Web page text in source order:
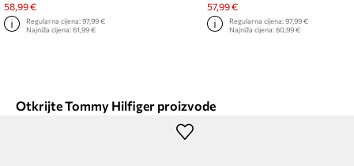
58,99 €
Regularna cijena:97,99 €
Najniža cijena:61,99 €
57,99 €
Regularna cijena:97,99 €
Najniža cijena:60,99 €
Otkrijte Tommy Hilfiger proizvode